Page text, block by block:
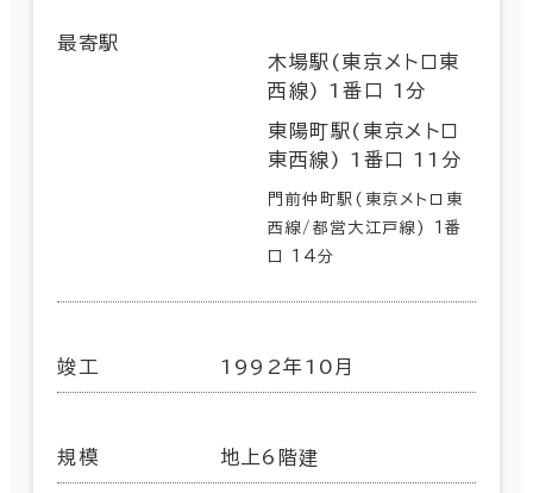
最寄駅
木場駅(東京メトロ東
西線) 1番口 1分
東陽町駅(東京メトロ
東西線) 1番口 11分
門前仲町駅(東京メトロ東
西線/都営大江戸線) 1番
口 14分
竣工 1992年10月
規模 地上6階建